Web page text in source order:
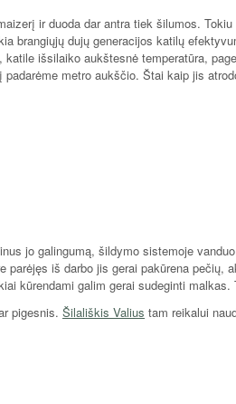
ir duoda dar antra tiek šilumos.
brangiųjų dujų generacijos katilų
išsilaiko aukštesnė temperatūra,
metro aukščio. Štai kaip jis
jo galingumą, šildymo sistemoje
parėjęs iš darbo jis gerai pakūrena
kūrendami galim gerai sudeginti
pigesnis. Šilališkis Valius tam reikalui